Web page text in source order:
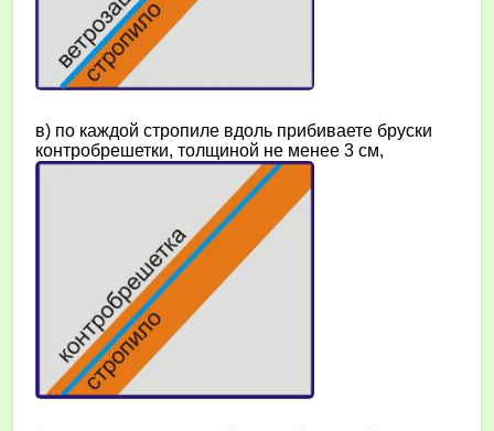
в) по каждой стропиле вдоль прибиваете бруски
контробрешетки, толщиной не менее 3 см,